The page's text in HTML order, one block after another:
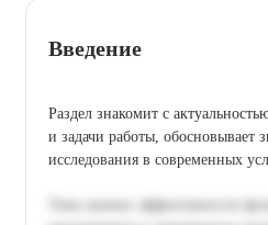
Введение
Раздел знакомит с
и задачи работы, обосновывает
исследования в современных